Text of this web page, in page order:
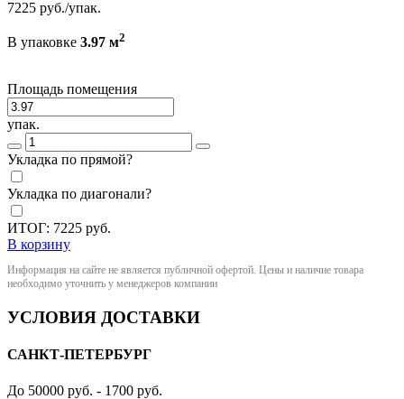
7225 руб./упак.
В упаковке 3.97 м2
Площадь помещения
упак.
Укладка по прямой?
Укладка по диагонали?
ИТОГ: 7225 руб.
В корзину
Информация на сайте не является публичной офертой. Цены и наличие товара
необходимо уточнить у менеджеров компании
УСЛОВИЯ ДОСТАВКИ
САНКТ-ПЕТЕРБУРГ
До 50000 руб. - 1700 руб.